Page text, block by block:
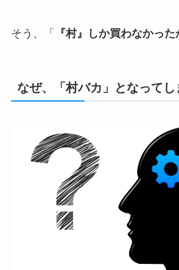
そう、「 『村』しか買わなかった
なぜ、「村バカ」となってし